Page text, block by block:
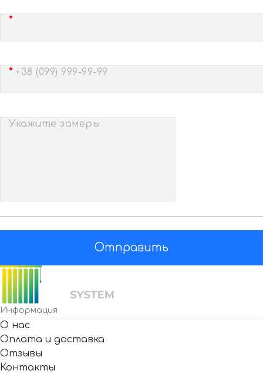
+38 (099) 999-99-99
Укажите замеры
Отправить
Информация
О нас
Оплата и доставка
Отзывы
Контакты